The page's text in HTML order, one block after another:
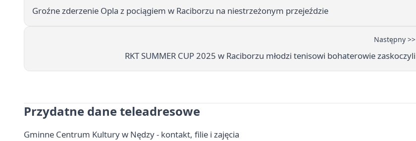
Groźne zderzenie Opla z pociągiem w Raciborzu na niestrzeżonym przejeździe
Następny >>
RKT SUMMER CUP 2025 w Raciborzu młodzi tenisowi bohaterowie zaskoczyli
Przydatne dane teleadresowe
Gminne Centrum Kultury w Nędzy - kontakt, filie i zajęcia